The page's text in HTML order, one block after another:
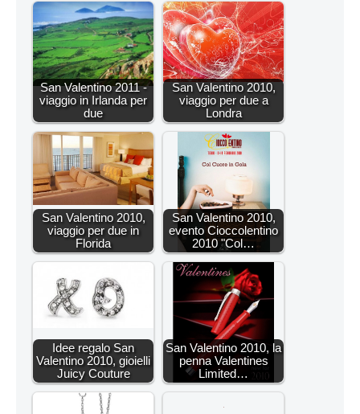
San Valentino 2011 -
viaggio in Irlanda per
due
San Valentino 2010,
viaggio per due a
Londra
San Valentino 2010,
viaggio per due in
Florida
San Valentino 2010,
evento Cioccolentino
2010 "Col…
Idee regalo San
Valentino 2010, gioielli
Juicy Couture
San Valentino 2010, la
penna Valentines
Limited…